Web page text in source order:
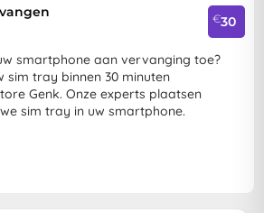
€30
smartphone aan vervanging toe?
sim tray binnen 30 minuten
Genk. Onze experts plaatsen
sim tray in uw smartphone.